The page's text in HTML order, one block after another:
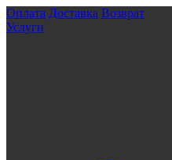
Оплата Доставка Возврат
Услуги